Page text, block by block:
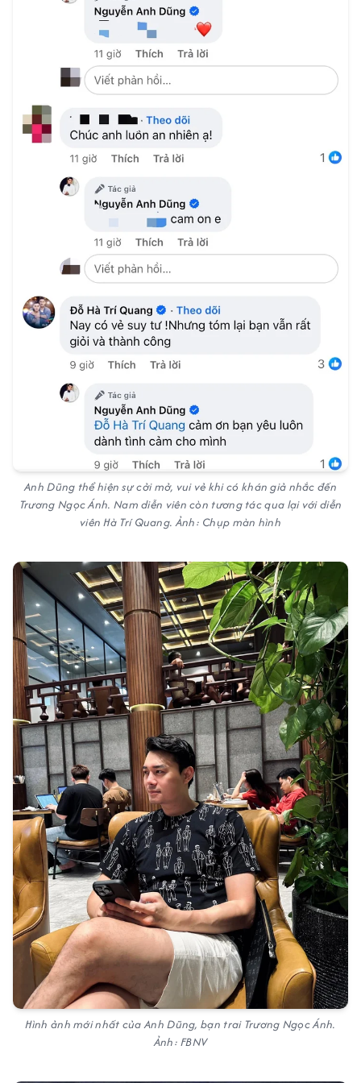
Anh Dũng thể hiện sự cởi mở, vui vẻ khi có khán giả nhắc đến
Trương Ngọc Ánh. Nam diễn viên còn tương tác qua lại với diễn
viên Hà Trí Quang. Ảnh: Chụp màn hình
Hình ảnh mới nhất của Anh Dũng, bạn trai Trương Ngọc Ánh.
Ảnh: FBNV